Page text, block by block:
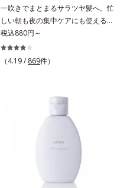
一吹きでまとまるサラツヤ髪へ。忙
しい朝も夜の集中ケアにも使える美
髪ミスト。シュッとひと吹きで、理
想の髪になれるトリートメント。傷
んだ髪のケアは毛先だけでなく、髪
うから、誰でも簡単にプロ仕上げが
分で、髪のまとまりやサラサラな指
通りを大きく左右する重要な美髪成
分「18-MEA(*)」。毎日の生活の中
で失われやすいため、すき間にダイ
レクトに補うことで、瞬時に傷みの
ないなめらかなツヤ髪に導きます。
税込880円～
（4.19 / 869件）